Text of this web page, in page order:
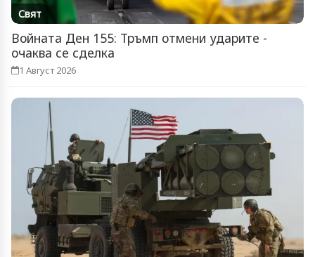
Свят
Войната Ден 155: Тръмп отмени ударите -
очаква се сделка
1 Август 2026